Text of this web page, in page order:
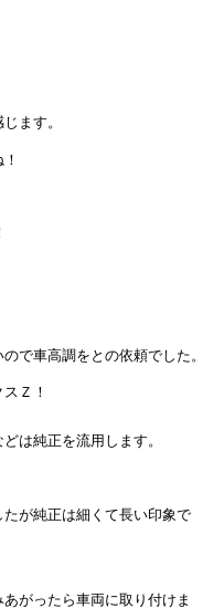
ます。
で車高調をとの依頼でした。
Ｚ！
は純正を流用します。
が純正は細くて長い印象で
がったら車両に取り付けま